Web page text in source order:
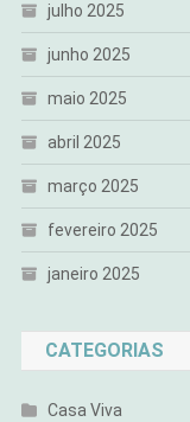
julho 2025
junho 2025
maio 2025
abril 2025
março 2025
fevereiro 2025
janeiro 2025
CATEGORIAS
Casa Viva